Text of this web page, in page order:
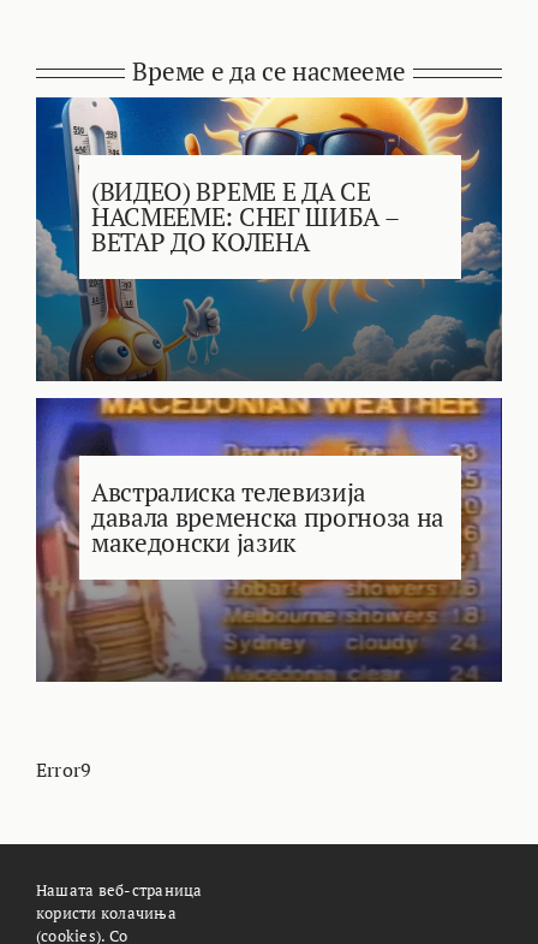
Време е да се насмееме
(ВИДЕО) ВРЕМЕ Е ДА СЕ
НАСМЕЕМЕ: СНЕГ ШИБА –
ВЕТАР ДО КОЛЕНА
Австралиска телевизија
давала временска прогноза на
македонски јазик
Error9
Нашата веб-страница
користи колачиња
(cookies). Со